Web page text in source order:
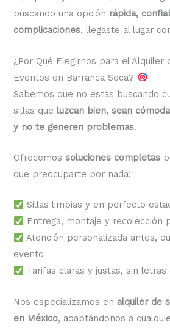
buscando una opción rápida,
complicaciones, llegaste al lugar
¿Por Qué Elegirnos para el Alquiler
Eventos en Barranca Seca?
Sabemos que no estás buscando
sillas que luzcan bien, sean
y no te generen problemas.
Ofrecemossoluciones completas
que preocuparte por nada:
Sillas limpias y en perfecto
Entrega, montaje y recolección
Atención personalizada antes,
evento
Tarifas claras y justas, sin letras
Nos especializamos en alquiler de
en México, adaptándonos a